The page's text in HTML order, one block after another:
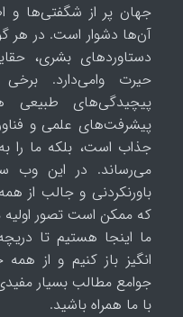
جهان پر از شگفتی‌ها و
آن‌ها دشوار است. در هر
دستاوردهای بشری،
حیرت وامی‌دارد.
پیچیدگی‌های طبیعی
پیشرفت‌های علمی و
جذاب است، بلکه ما را
می‌رساند. در این وب
باورنکردنی و جالب از
که ممکن است تصور
ما اینجا هستیم تا
انگیز باز کنیم و از
جوامع مطالب بسیار
با ما همراه باشید.